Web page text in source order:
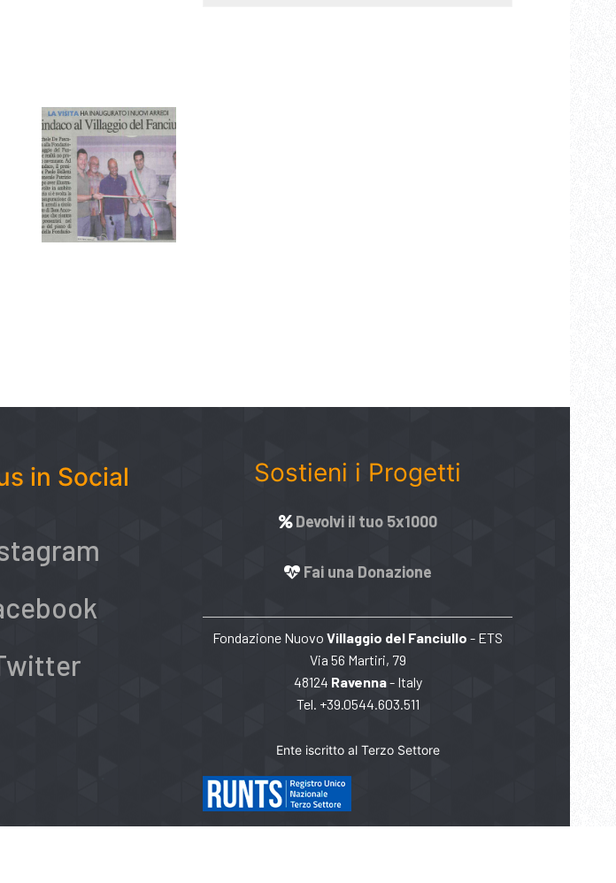
in Social Sostieni i Progetti
Devolvi il tuo 5x1000
Fai una Donazione
Fondazione Nuovo Villaggio del Fanciullo - ETS
Via 56 Martiri, 79
48124 Ravenna- Italy
Tel. +39.0544.603.511
Ente iscritto al Terzo Settore